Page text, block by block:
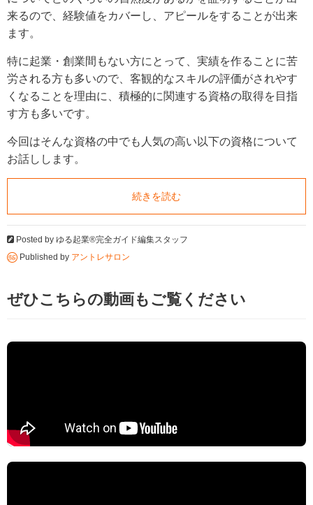
来るので、経験値をカバーし、アピールをすることが出来
ます。
特に起業・創業間もない方にとって、実績を作ることに苦
労される方も多いので、客観的なスキルの評価がされやす
くなることを理由に、積極的に関連する資格の取得を目指
す方も多いです。
今回はそんな資格の中でも人気の高い以下の資格について
お話しします。
続きを読む
Posted by ゆる起業®完全ガイド編集スタッフ
Published by アントレサロン
ぜひこちらの動画もご覧ください